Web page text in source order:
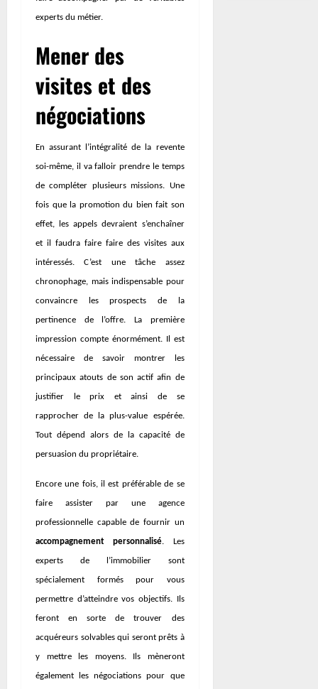
experts du métier.
Mener des
visites et des
négociations
En assurant l’intégralité de la revente
soi-même, il va falloir prendre le temps
de compléter plusieurs missions. Une
fois que la promotion du bien fait son
effet, les appels devraient s’enchaîner
et il faudra faire faire des visites aux
intéressés. C’est une tâche assez
chronophage, mais indispensable pour
convaincre les prospects de la
pertinence de l’offre. La première
impression compte énormément. Il est
nécessaire de savoir montrer les
principaux atouts de son actif afin de
justifier le prix et ainsi de se
rapprocher de la plus-value espérée.
Tout dépend alors de la capacité de
persuasion du propriétaire.
Encore une fois, il est préférable de se
faire assister par une agence
professionnelle capable de fournir un
accompagnement personnalisé. Les
experts de l’immobilier sont
spécialement formés pour vous
permettre d’atteindre vos objectifs. Ils
feront en sorte de trouver des
acquéreurs solvables qui seront prêts à
y mettre les moyens. Ils mèneront
également les négociations pour que